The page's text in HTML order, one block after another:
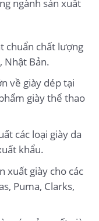
ngành sản xuất
chuẩn chất lượng
Nhật Bản.
về giày dép tại
giày thể thao
các loại giày da
khẩu.
xuất giày cho các
Puma, Clarks,